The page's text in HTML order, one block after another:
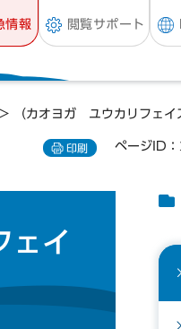
情報 閲覧サポート
> （カオヨガ ユウカリフェイ
印刷 ページID
ェイ